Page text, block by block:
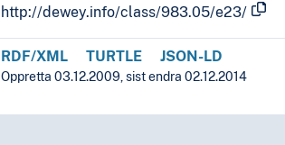
http://dewey.info/class/983.05/e23/
RDF/XML TURTLE JSON-LD
Oppretta 03.12.2009, sist endra 02.12.2014